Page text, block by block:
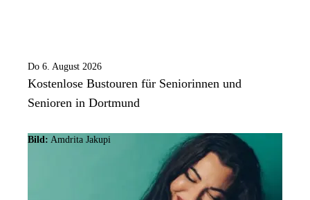
Do 6. August 2026
Kostenlose Bustouren für Seniorinnen und
Senioren in Dortmund
Bild: Amdrita Jakupi